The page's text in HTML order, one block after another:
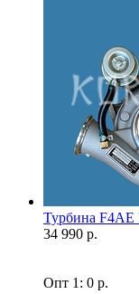
Турбина F4AE
34 990 р.
Опт 1: 0 р.